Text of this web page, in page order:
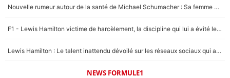
Nouvelle rumeur autour de la santé de Michael Schumacher : Sa femme Corinna sort du silence
F1 - Lewis Hamilton victime de harcèlement, la discipline qui lui a évité le pire : «J'aurais probablement mal tourné»
Lewis Hamilton : Le talent inattendu dévoilé sur les réseaux sociaux qui a impressionné Kim Kardashian pendant leurs vacances en amoureux !
NEWS FORMULE1